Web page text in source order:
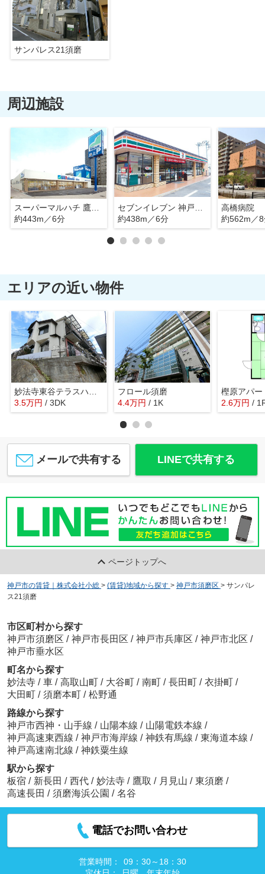
サンパレス21須磨
周辺施設
スーパーマルハチ 鷹取店
約443m／6分
セブンイレブン 神戸須磨大池町店
約438m／6分
高橋病院
約562m／
エリアの近い物件
3.5万円 / 3DK
フロール須磨
4.4万円 / 1K
樫原アパー
2.6万円 /
メールで共有する LINEで共有する
ページトップへ
神戸市の賃貸｜株式会社小総 > (賃貸)地域から探す > 神戸市須磨区 > サンパレ
ス21須磨
市区町村から探す
神戸市須磨区 / 神戸市長田区 / 神戸市兵庫区 / 神戸市北区 /
神戸市垂水区
町名から探す
妙法寺 / 車 / 高取山町 / 大谷町 / 南町 / 長田町 / 衣掛町 /
大田町 / 須磨本町 / 松野通
路線から探す
神戸市西神・山手線 / 山陽本線 / 山陽電鉄本線 /
神戸高速東西線 / 神戸市海岸線 / 神鉄有馬線 / 東海道本線 /
神戸高速南北線 / 神鉄粟生線
駅から探す
板宿 / 新長田 / 西代 / 妙法寺 / 鷹取 / 月見山 / 東須磨 /
高速長田 / 須磨海浜公園 / 名谷
電話でお問い合わせ
営業時間：
09：30～18：30